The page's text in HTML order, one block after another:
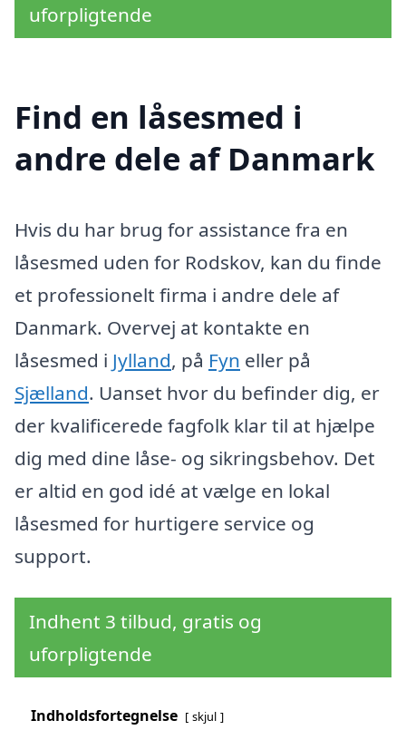
uforpligtende
Find en låsesmed i
andre dele af Danmark
Hvis du har brug for assistance fra en
låsesmed uden for Rodskov, kan du finde
et professionelt firma i andre dele af
Danmark. Overvej at kontakte en
låsesmed i Jylland, på Fyn eller på
Sjælland. Uanset hvor du befinder dig, er
der kvalificerede fagfolk klar til at hjælpe
dig med dine låse- og sikringsbehov. Det
er altid en god idé at vælge en lokal
låsesmed for hurtigere service og
support.
Indhent 3 tilbud, gratis og
uforpligtende
Indholdsfortegnelse skjul